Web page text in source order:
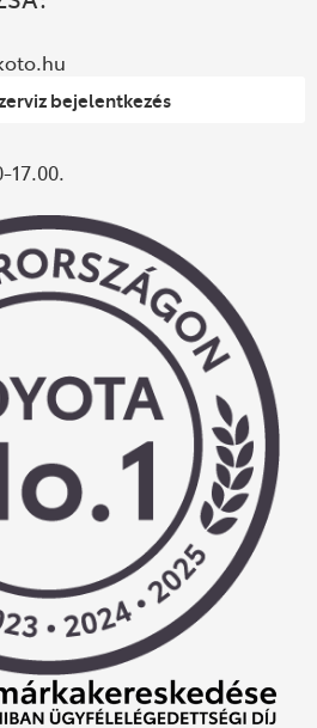
bejelentkezés
17.00.